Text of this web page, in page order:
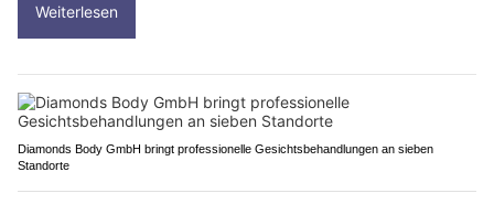
Weiterlesen
Diamonds Body GmbH bringt professionelle Gesichtsbehandlungen an sieben
Standorte